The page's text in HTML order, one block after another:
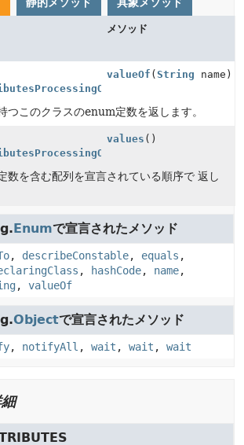
メソッド
valueOf ( String name)
つこのクラスのenum定数を返します。
values ()
数を含む配列を宣言されている順序で 返し
Enumで宣言されたメソッド
, describeConstable, equals ,
, hashCode, name,
, valueOf
Objectで宣言されたメソッド
, notifyAll , wait , wait , wait